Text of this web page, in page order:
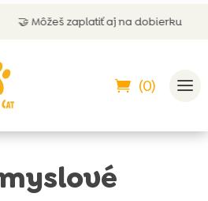
aj na dobierku
(0)